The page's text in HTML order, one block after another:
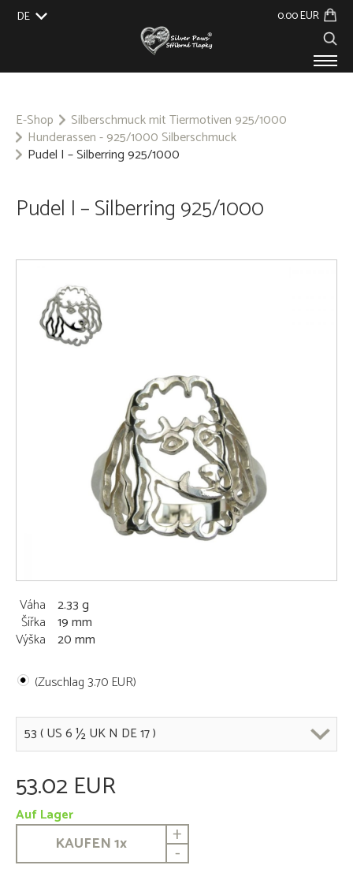
DE
0.00 EUR
E-Shop
Silberschmuck mit Tiermotiven 925/1000
Hunderassen - 925/1000 Silberschmuck
Pudel I – Silberring 925/1000
Pudel I – Silberring 925/1000
Váha 2.33 g
Šířka 19 mm
Výška 20 mm
(Zuschlag 3.70 EUR)
53.02 EUR
Auf Lager
KAUFEN1x +
-